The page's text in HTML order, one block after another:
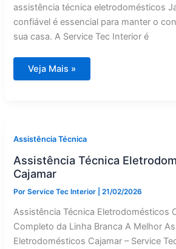
assistência técnica eletrodomésticos
confiável é essencial para manter o
sua casa. A Service Tec Interior é
Assistência
Técnica
Veja Mais »
Assistência Técnica
Assistência Técnica
Cajamar
PorService Tec Interior |21/02/2026
Assistência Técnica Eletrodomésticos
Completo da Linha Branca A Melhor
Eletrodomésticos Cajamar – Service